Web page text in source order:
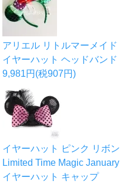
アリエル リトルマーメイド
イヤーハット ヘッドバンド
9,981円(税907円)
イヤーハット ピンク リボン
Limited Time Magic January
イヤーハット キャップ